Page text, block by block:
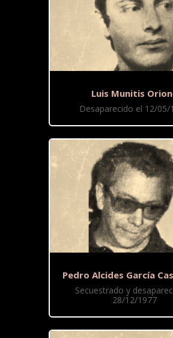
Luis Munitis
Desaparecido el 12/05/
Pedro Alcides García
Secuestrado y
28/12/1977